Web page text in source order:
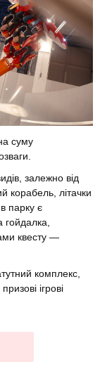
суму
залежно від
корабель, літачки
парку є
гойдалка,
квесту —
комплекс,
ігрові